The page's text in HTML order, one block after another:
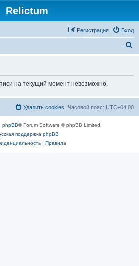
Relictum
Вход
Регистрация
на текущий момент невозможно.
Часовой пояс: UTC+04:00
Удалить cookies
phpBB® Forum Software © phpBB Limited
поддержка phpBB
| Правила